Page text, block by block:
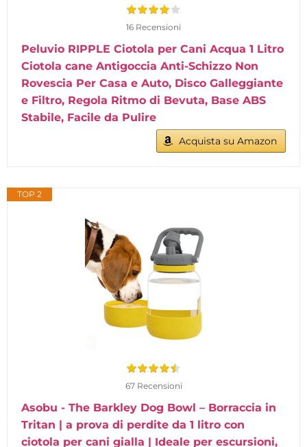
16 Recensioni
Peluvio RIPPLE Ciotola per Cani Acqua 1 Litro
Ciotola cane Antigoccia Anti-Schizzo Non
Rovescia Per Casa e Auto, Disco Galleggiante
e Filtro, Regola Ritmo di Bevuta, Base ABS
Stabile, Facile da Pulire
Acquista su Amazon
TOP 2
67 Recensioni
Asobu - The Barkley Dog Bowl – Borraccia in
Tritan | a prova di perdite da 1 litro con
ciotola per cani gialla | Ideale per escursioni,